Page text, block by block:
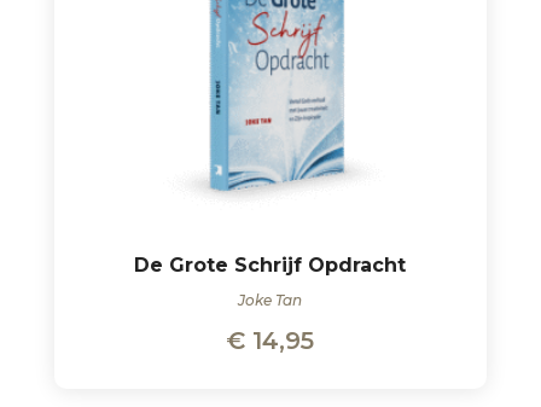
De Grote Schrijf Opdracht
Joke Tan
€ 14,95